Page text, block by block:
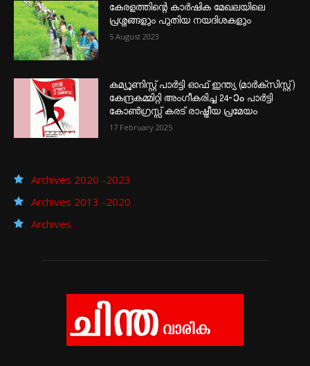
കേരളത്തിന്റെ കാർഷിക മേഖലയിലെ
പ്രശ്നങ്ങളും പുതിയ നയദിശകളും
5 August 2023
കമ്യൂണിസ്റ്റ് പാർട്ടി ഓഫ് ഇന്ത്യ (മാർക്സിസ്റ്റ്)
കേന്ദ്രകമ്മിറ്റി അംഗീകരിച്ച 24‐ാം പാർട്ടി
കോൺഗ്രസ്സ് കരട് രാഷ്ട്രീയ പ്രമേയം
17 February 2025
Archives 2020 -2023
Archives 2013 -2020
Archives